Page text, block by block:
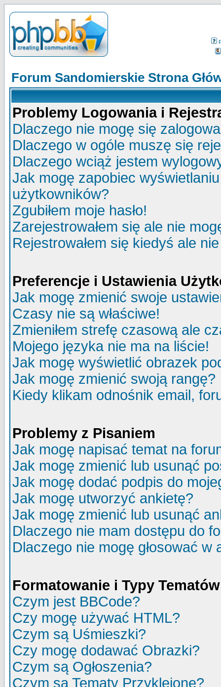
Forum Sandomierskie Strona
Problemy Logowania i
Dlaczego nie mogę się
Dlaczego w ogóle muszę się
Dlaczego wciąż jestem
Jak mogę zapobiec
użytkowników?
Zgubiłem moje hasło!
Zarejestrowałem się ale nie
Rejestrowałem się kiedyś ale
Preferencje i Ustawienia
Jak mogę zmienić swoje
Czasy nie są właściwe!
Zmieniłem strefę czasową ale
Mojego języka nie ma na liście!
Jak mogę wyświetlić obrazek
Jak mogę zmienić swoją rangę?
Kiedy klikam odnośnik email,
Problemy z Pisaniem
Jak mogę napisać temat na
Jak mogę zmienić lub usunąć
Jak mogę dodać podpis do
Jak mogę utworzyć ankietę?
Jak mogę zmienić lub usunąć
Dlaczego nie mam dostępu do
Dlaczego nie mogę głosować w
Formatowanie i Typy Tematów
Czym jest BBCode?
Czy mogę używać HTML?
Czym są Uśmieszki?
Czy mogę dodawać Obrazki?
Czym są Ogłoszenia?
Czym są Tematy Przyklejone?